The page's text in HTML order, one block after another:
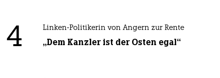
4 Linken-Politikerin von Angern zur Rente
„Dem Kanzler ist der Osten egal“